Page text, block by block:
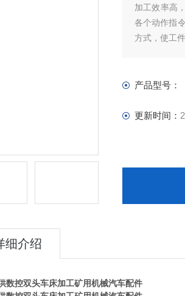
加工效率高
各个动作指
方式，使工
产品型号：
更新时间：
细介绍
数控双头车床加工矿用机械汽车配件